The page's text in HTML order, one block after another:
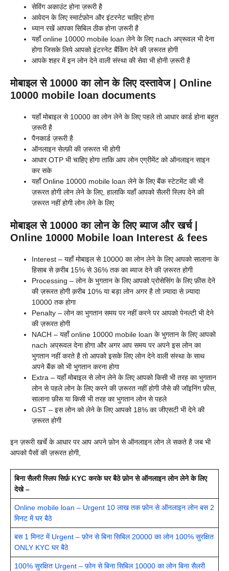
सेविंग अकाउंट होना ज़रूरी है
आवेदन के लिए स्मार्टफ़ोन और इंटरनेट चाहिए होगा
ध्यान रखें आपका सिबिल ठीक होना ज़रूरी है
यहाँ online 10000 mobile loan लेने के लिए nach अप्रूवल भी देना
होगा जिसके लिये आपको इंटरनेट बैंकिंग देने की ज़रूरत होगी
आपके शहर में इन लोन देने वाली संस्था की सेवा भी होनी ज़रूरी है
मोबाइल से 10000 का लोन के लिए दस्तावेज | Online
10000 mobile loan documents
यहाँ मोबाइल से 10000 का लोन लेने के लिए पहले तो आधार कार्ड होना बहुत
ज़रूरी है
पैनकार्ड ज़रूरी है
ऑनलाइन सेल्फ़ी की ज़रूरत भी होगी
आधार OTP भी चाहिए होगा ताकि आप लोन एग्रीमेंट को ऑनलाइन साइन
कर सके
यहाँ Online 10000 mobile loan लेने के लिए बैंक स्टेटमेंट की भी
ज़रूरत होगी लोन लेने के लिए, हालाकि यहाँ आपको सैलरी स्लिप देने की
ज़रूरत नहीं होगी लोन लेने के लिए
मोबाइल से 10000 का लोन के लिए ब्याज और खर्च |
Online 10000 Mobile loan Interest & fees
Interest – यहाँ मोबाइल से 10000 का लोन लेने के लिए आपको सालाना के
हिसाब से क़रीब 15% से 36% तक का ब्याज देने की ज़रूरत होगी
Processing – लोन के भुगतान के लिए आपको प्रोसेसिंग के लिए फ़ीस देने
की ज़रूरत होगी क़रीब 10% या बड़ा लोन अगर है तो ज़्यादा से ज़्यादा
10000 तक होगा
Penalty – लोन का भुगतान समय पर नहीं करने पर आपको पेनल्टी भी देने
की ज़रूरत होगी
NACH – यहाँ online 10000 mobile loan के भुगतान के लिए आपको
nach अप्रूवल देना होगा और अगर आप समय पर अपने इस लोन का
भुगतान नहीं करते है तो आपको इसके लिए लोन देने वाली संस्था के साथ
अपने बैंक को भी भुगतान करना होगा
Extra – यहाँ मोबाइल से लोन लेने के लिए आपको किसी भी तरह का भुगतान
लोन से पहले लोन के लिए करने की ज़रूरत नहीं होगी जैसे की जॉइनिंग फ़ीस,
सालाना फ़ीस या किसी भी तरह का भुगतान लोन से पहले
GST – इस लोन को लेने के लिए आपको 18% का जीएसटी भी देने की
ज़रूरत होगी
इन ज़रूरी खर्चे के आधार पर आप अपने फ़ोन से ऑनलाइन लोन ले सकते है जब भी
आपको पैसों की ज़रूरत होगी,
बिना सैलरी स्लिप सिर्फ़ KYC करके घर बैठे फ़ोन से ऑनलाइन लोन लेने के लिए
देखे –
Online mobile loan – Urgent 10 लाख तक फ़ोन से ऑनलाइन लोन बस 2
मिनट में घर बैठे
बस 1 मिनट में Urgent – फ़ोन से बिना सिबिल 20000 का लोन 100% सुरक्षित
ONLY KYC घर बैठे
100% सुरक्षित Urgent – फ़ोन से बिना सिबिल 10000 का लोन बिना सैलरी